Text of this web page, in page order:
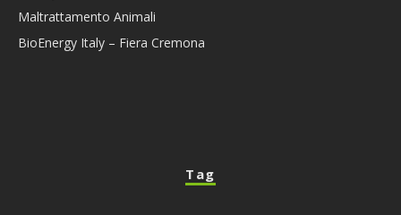
Maltrattamento Animali
BioEnergy Italy – Fiera Cremona
Tag